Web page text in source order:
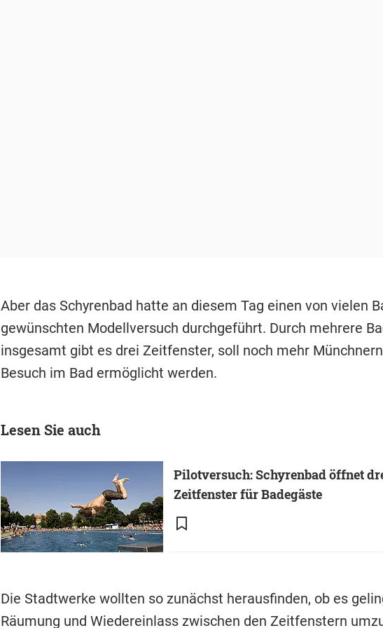
Aber das Schyrenbad hatte an diesem Tag einen von vielen
gewünschten Modellversuch durchgeführt. Durch mehrere
insgesamt gibt es drei Zeitfenster, soll noch mehr
Besuch im Bad ermöglicht werden.
Lesen Sie auch
Pilotversuch: Schyrenbad öffnet
Zeitfenster für Badegäste
Die Stadtwerke wollten so zunächst herausfinden, ob es
Räumung und Wiedereinlass zwischen den Zeitfenstern